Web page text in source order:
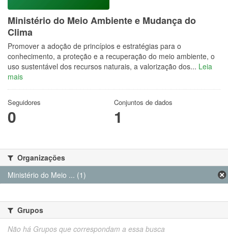
Ministério do Meio Ambiente e Mudança do
Clima
Promover a adoção de princípios e estratégias para o
conhecimento, a proteção e a recuperação do meio ambiente, o
uso sustentável dos recursos naturais, a valorização dos... Leia
mais
Seguidores
0
Conjuntos de dados
1
Organizações
Ministério do Meio ... (1)
Grupos
Não há Grupos que correspondam a essa busca